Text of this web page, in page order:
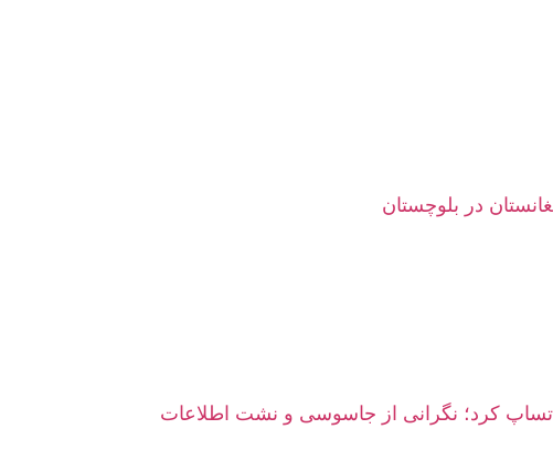
در بلوچستان
کرد؛ نگرانی از جاسوسی و نشت اطلاعات